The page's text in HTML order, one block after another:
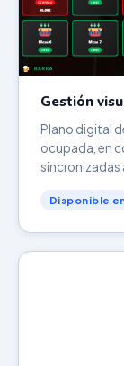
Gestión
Plano digital
ocupada, en
sincronizadas
Disponible